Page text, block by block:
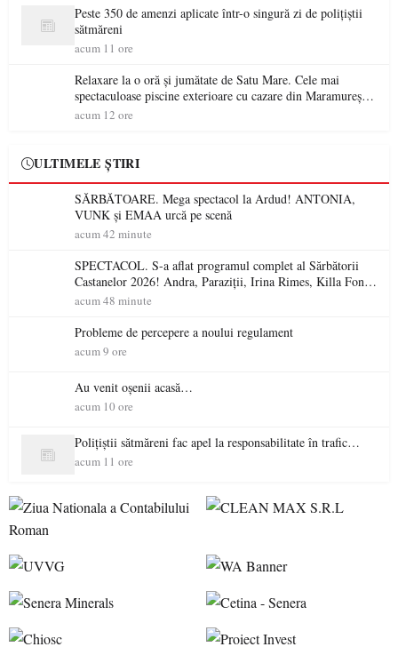
Peste 350 de amenzi aplicate într-o singură zi de polițiștii
sătmăreni
acum 11 ore
Relaxare la o oră și jumătate de Satu Mare. Cele mai
spectaculoase piscine exterioare cu cazare din Maramureș,
ideale pentru o escapadă de vară
acum 12 ore
ULTIMELE ȘTIRI
SĂRBĂTOARE. Mega spectacol la Ardud! ANTONIA,
VUNK și EMAA urcă pe scenă
acum 42 minute
SPECTACOL. S-a aflat programul complet al Sărbătorii
Castanelor 2026! Andra, Paraziții, Irina Rimes, Killa Fonic,
Zdob și Zdub și Fuego vin la Baia Mare
acum 48 minute
Probleme de percepere a noului regulament
acum 9 ore
Au venit oșenii acasă…
acum 10 ore
Polițiștii sătmăreni fac apel la responsabilitate în trafic…
acum 11 ore